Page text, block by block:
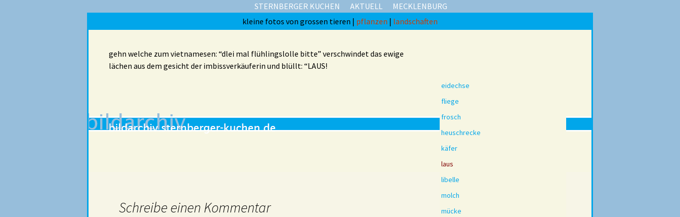
STERNBERGER KUCHEN AKTUELL
MECKLENBURG
kleine fotos von grossen tieren | pflanzen | landschaften
gehn welche zum vietnamesen: “dlei mal flühlingslolle bitte” verschwindet das ewige
lächen aus dem gesicht der imbissverkäuferin und blüllt: “LAUS!
Schreibe einen Kommentar
eidechse
fliege
frosch
heuschrecke
käfer
laus
libelle
molch
mücke